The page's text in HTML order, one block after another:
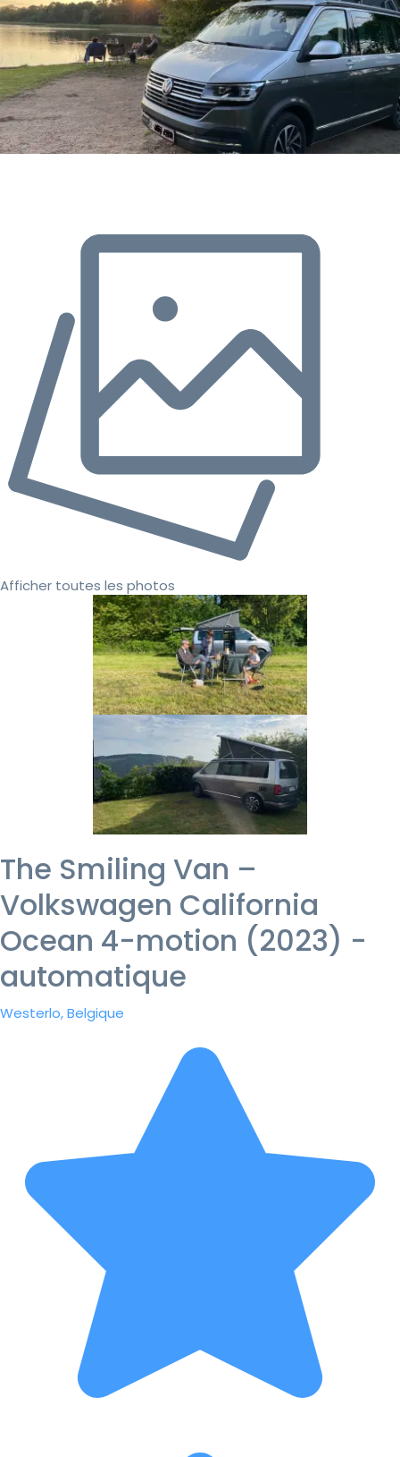
Afficher toutes les photos
The Smiling Van –
Volkswagen California
Ocean 4-motion (2023) -
automatique
Westerlo, Belgique